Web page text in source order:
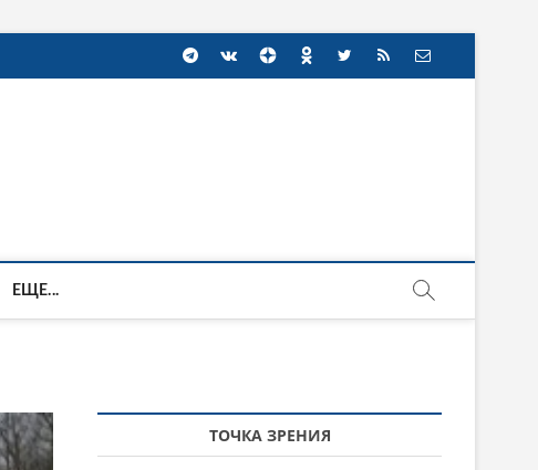
ЕЩЕ...
ТОЧКА ЗРЕНИЯ